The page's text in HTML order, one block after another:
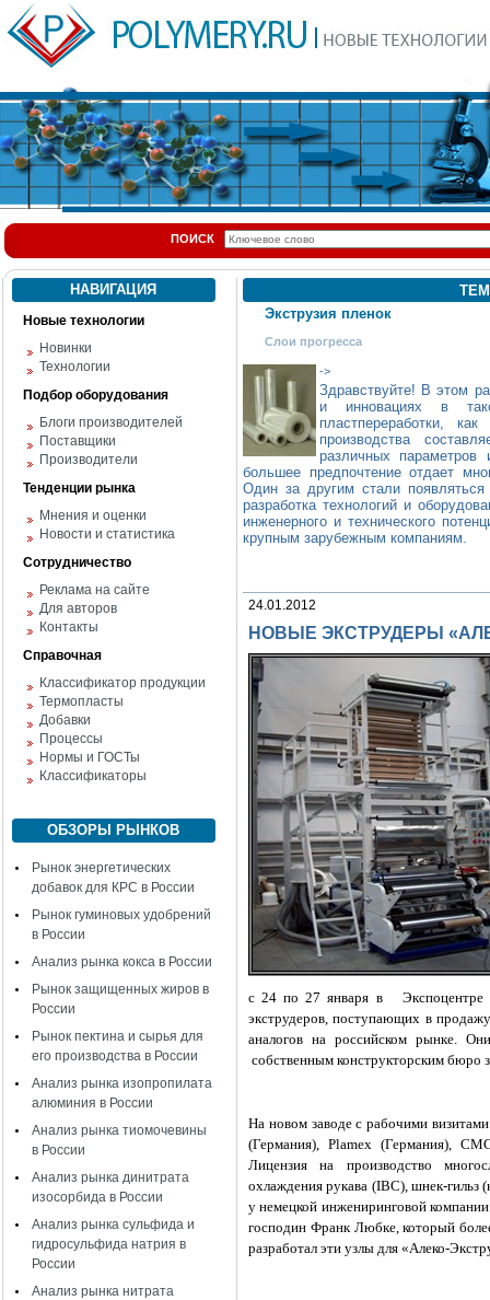
ПОИСК
НАВИГАЦИЯ
Новые технологии
Новинки
Технологии
Подбор оборудования
Блоги производителей
Поставщики
Производители
Тенденции рынка
Мнения и оценки
Новости и статистика
Сотрудничество
Реклама на сайте
Для авторов
Контакты
Справочная
Классификатор продукции
Термопласты
Добавки
Процессы
Нормы и ГОСТы
Классификаторы
ОБЗОРЫ РЫНКОВ
Рынок энергетических
добавок для КРС в России
Рынок гуминовых удобрений
в России
Анализ рынка кокса в России
Рынок защищенных жиров в
России
Рынок пектина и сырья для
его производства в России
Анализ рынка изопропилата
алюминия в России
Анализ рынка тиомочевины
в России
Анализ рынка динитрата
изосорбида в России
Анализ рынка сульфида и
гидросульфида натрия в
России
Анализ рынка нитрата
Экструзия пленок
Слои прогресса
->
Здравствуйте! В этом
и инновациях в
пластпереработки,
производства
различных
большее предпочтение отдает
Один за другим стали появляться
разработка технологий и
инженерного и технического
крупным зарубежным компаниям.
24.01.2012
НОВЫЕ ЭКСТРУДЕРЫ
с 24 по 27 января в
экструдеров, поступающих в
аналогов на российском рынке.
собственным конструкторским бюро
На новом заводе с рабочими
(Германия),Plamex (Германия),
Лицензия на производство
охлаждения рукава (IBC), шнек-
у немецкой инжениринговой
господин Франк Любке, который
разработал эти узлы для «Алеко-